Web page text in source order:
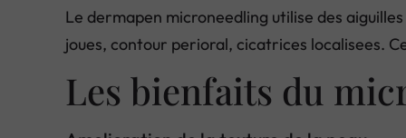
Le dermapen microneedling utilise des
joues, contour perioral, cicatrices localisees.
Les bienfaits du